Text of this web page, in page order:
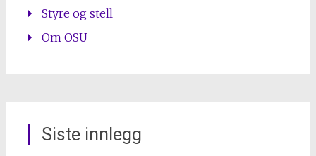
Styre og stell
Om OSU
Siste innlegg